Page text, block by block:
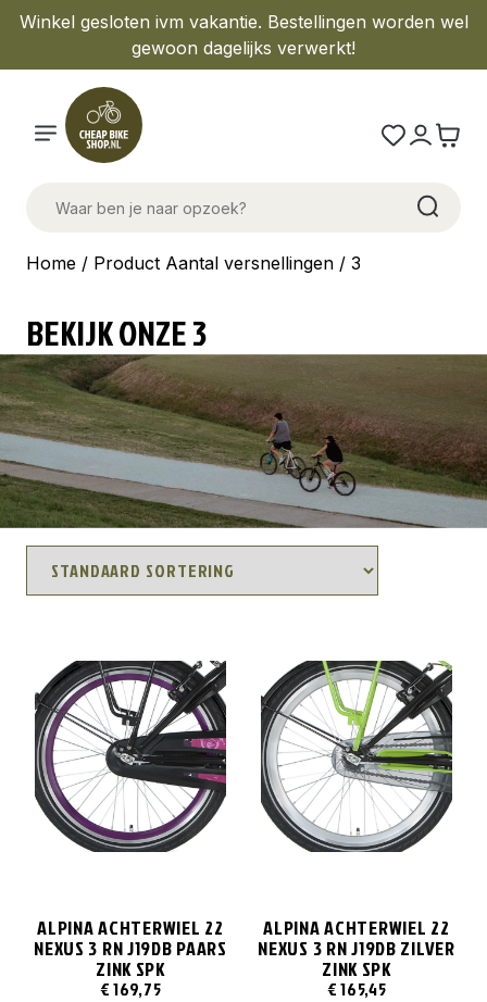
Winkel gesloten ivm vakantie. Bestellingen worden wel
gewoon dagelijks verwerkt!
Home / Product Aantal versnellingen / 3
BEKIJK ONZE 3
ALPINA ACHTERWIEL 22
NEXUS 3 RN J19DB PAARS
ZINK SPK
€169,75
ALPINA ACHTERWIEL 22
NEXUS 3 RN J19DB ZILVER
ZINK SPK
€165,45